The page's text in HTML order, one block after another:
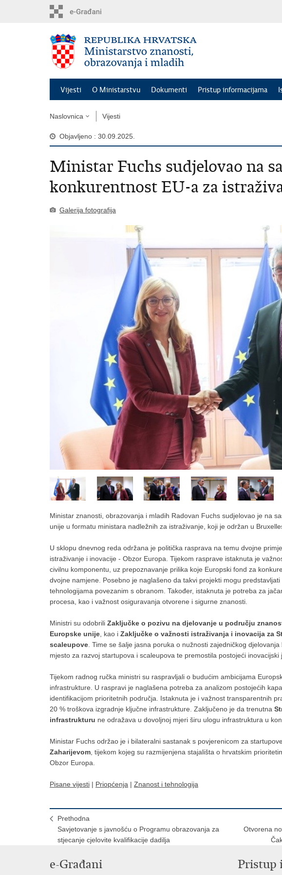
Vijesti O Ministarstvu Dokumenti Pristup informacijama
Naslovnica Vijesti
Objavljeno : 30.09.2025.
Ministar Fuchs sudjelovao na
konkurentnost EU-a za
Galerija fotografija
Ministar znanosti, obrazovanja i mladih Radovan Fuchs sudjelovao je na
unije u formatu ministara nadležnih za istraživanje, koji je održan u
U sklopu dnevnog reda održana je politička rasprava na temu dvojne
istraživanje i inovacije - Obzor Europa. Tijekom rasprave istaknuta je
civilnu komponentu, uz prepoznavanje prilika koje Europski fond za
dvojne namjene. Posebno je naglašeno da takvi projekti mogu
tehnologijama povezanim s obranom. Također, istaknuta je potreba za
procesa, kao i važnost osiguravanja otvorene i sigurne znanosti.
Ministri su odobrili Zaključke o pozivu na djelovanje u području
Europske unije, kao i Zaključke o važnosti istraživanja i inovacija za
scaleupove. Time se šalje jasna poruka o nužnosti zajedničkog
mjesto za razvoj startupova i scaleupova te premostila postojeći inovacijski
Tijekom radnog ručka ministri su raspravljali o budućim ambicijama
infrastrukture. U raspravi je naglašena potreba za analizom postojećih
identifikacijom prioritetnih područja. Istaknuta je i važnost transparentnih
20 % troškova izgradnje ključne infrastrukture. Zaključeno je da trenutna
infrastrukturu ne odražava u dovoljnoj mjeri širu ulogu infrastruktura u
Ministar Fuchs održao je i bilateralni sastanak s povjerenicom za
Zaharijevom, tijekom kojeg su razmijenjena stajališta o hrvatskim
Obzor Europa.
Pisane vijesti | Priopćenja | Znanost i tehnologija
Prethodna
Savjetovanje s javnošću o Programu obrazovanja za
stjecanje cjelovite kvalifikacije dadilja
Otvorena
e-Građani Pristup